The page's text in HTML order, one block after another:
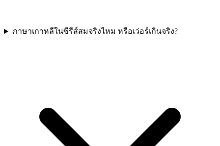
ภาษาเกาหลีในซีรีส์สมจริงไหม หรือเว่อร์เกินจริง?